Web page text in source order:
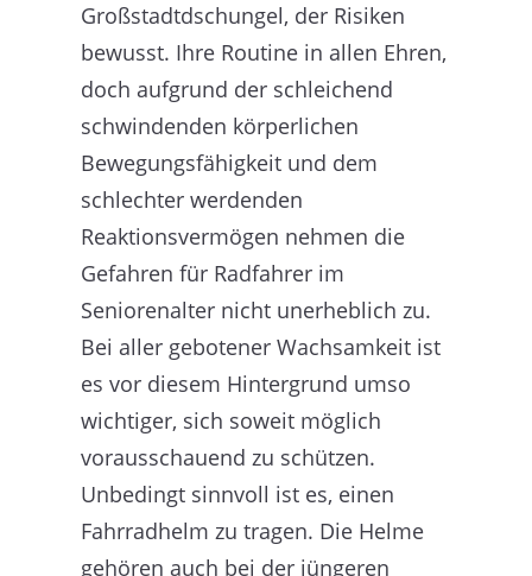
Großstadtdschungel, der Risiken
bewusst. Ihre Routine in allen Ehren,
doch aufgrund der schleichend
schwindenden körperlichen
Bewegungsfähigkeit und dem
schlechter werdenden
Reaktionsvermögen nehmen die
Gefahren für Radfahrer im
Seniorenalter nicht unerheblich zu.
Bei aller gebotener Wachsamkeit ist
es vor diesem Hintergrund umso
wichtiger, sich soweit möglich
vorausschauend zu schützen.
Unbedingt sinnvoll ist es, einen
Fahrradhelm zu tragen. Die Helme
gehören auch bei der jüngeren